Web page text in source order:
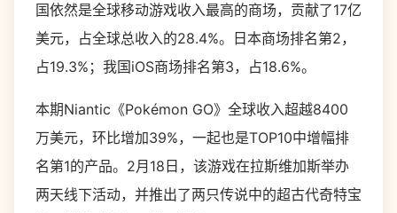
国依然是全球移动游戏收入最高的商场，贡献了17亿
美元，占全球总收入的28.4%。日本商场排名第2，
占19.3%；我国iOS商场排名第3，占18.6%。
本期Niantic《Pokémon GO》全球收入超越8400
万美元，环比增加39%，一起也是TOP10中增幅排
名第1的产品。2月18日，该游戏在拉斯维加斯举办
两天线下活动，并推出了两只传说中的超古代奇特宝